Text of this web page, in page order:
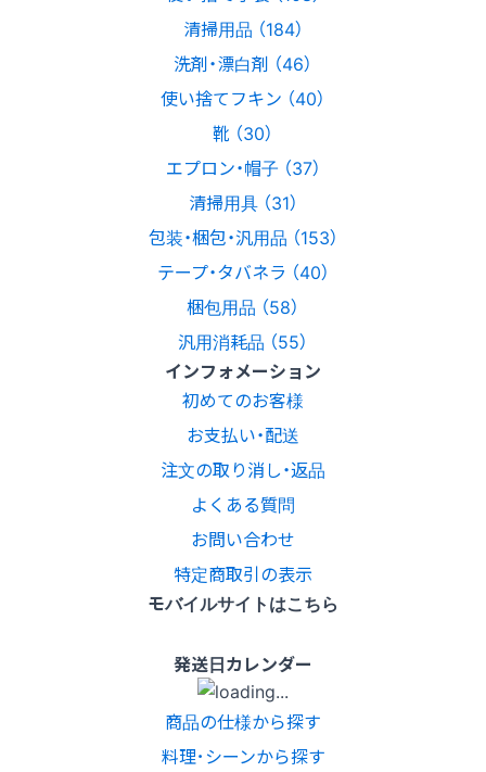
清掃用品 （184）
洗剤・漂白剤 （46）
使い捨てフキン （40）
靴 （30）
エプロン・帽子 （37）
清掃用具 （31）
包装・梱包・汎用品 （153）
テープ・タバネラ （40）
梱包用品 （58）
汎用消耗品 （55）
インフォメーション
初めてのお客様
お支払い・配送
注文の取り消し・返品
よくある質問
お問い合わせ
特定商取引の表示
モバイルサイトはこちら
発送日カレンダー
商品の仕様から探す
料理･シーンから探す